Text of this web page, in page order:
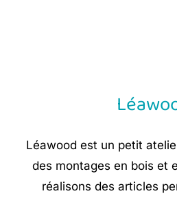
Léawood est un petit
des montages en bois et
réalisons des articles